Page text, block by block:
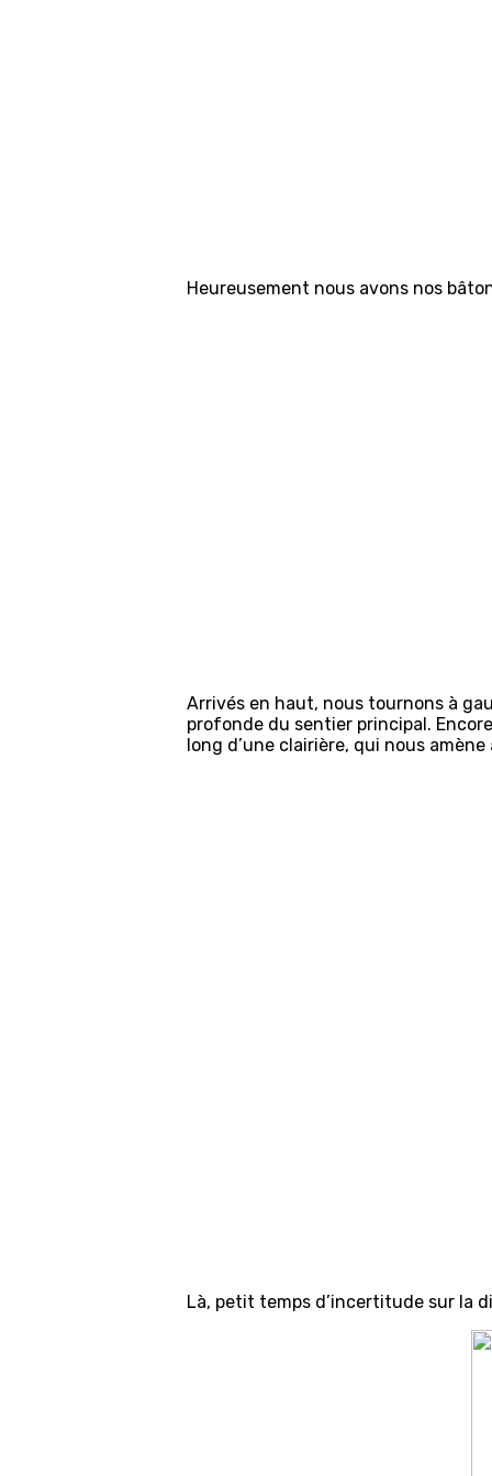
Heureusement nous avons nos
Arrivés en haut, nous tournons à
profonde du sentier principal.
long d’une clairière, qui nous
Là, petit temps d’incertitude sur la